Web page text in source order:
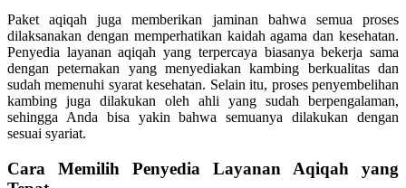
Paket aqiqah juga memberikan jaminan bahwa semua proses
dilaksanakan dengan memperhatikan kaidah agama dan kesehatan.
Penyedia layanan aqiqah yang terpercaya biasanya bekerja sama
dengan peternakan yang menyediakan kambing berkualitas dan
sudah memenuhi syarat kesehatan. Selain itu, proses penyembelihan
kambing juga dilakukan oleh ahli yang sudah berpengalaman,
sehingga Anda bisa yakin bahwa semuanya dilakukan dengan
sesuai syariat.
Cara Memilih Penyedia Layanan Aqiqah yang